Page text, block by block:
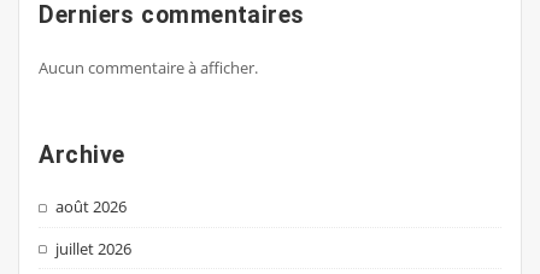
Derniers commentaires
Aucun commentaire à afficher.
Archive
août 2026
juillet 2026